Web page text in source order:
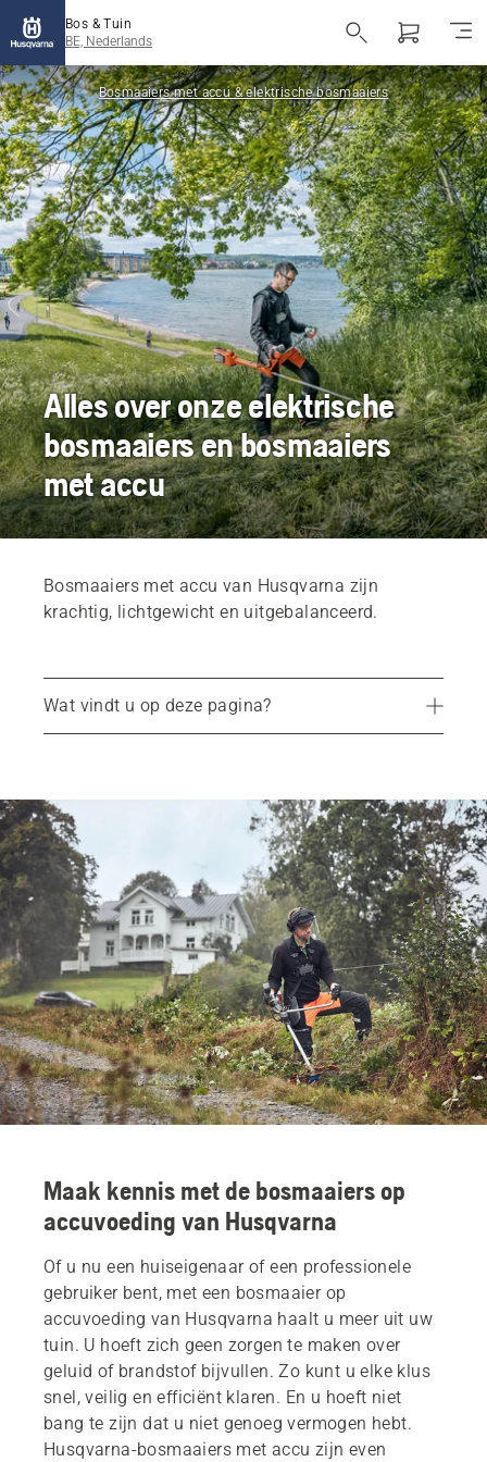
Bos & Tuin
BE, Nederlands
Bosmaaiers met accu & elektrische bosmaaiers
Alles over onze elektrische
bosmaaiers en bosmaaiers
met accu
Bosmaaiers met accu van Husqvarna zijn
krachtig, lichtgewicht en uitgebalanceerd.
Wat vindt u op deze pagina?
Aanbevolen producten
Onderdelen en hulpstukken
Dealerzoeker
Maak kennis met de bosmaaiers op
accuvoeding van Husqvarna
Of u nu een huiseigenaar of een professionele
gebruiker bent, met een bosmaaier op
accuvoeding van Husqvarna haalt u meer uit uw
tuin. U hoeft zich geen zorgen te maken over
geluid of brandstof bijvullen. Zo kunt u elke klus
snel, veilig en efficiënt klaren. En u hoeft niet
bang te zijn dat u niet genoeg vermogen hebt.
Husqvarna-bosmaaiers met accu zijn even